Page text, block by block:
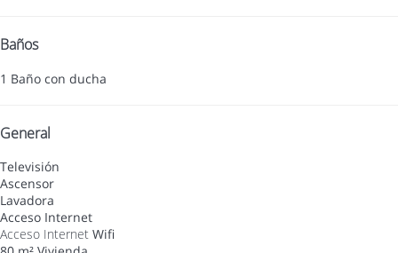
Baños
1 Baño con ducha
General
Televisión
Ascensor
Lavadora
Acceso Internet
Acceso Internet Wifi